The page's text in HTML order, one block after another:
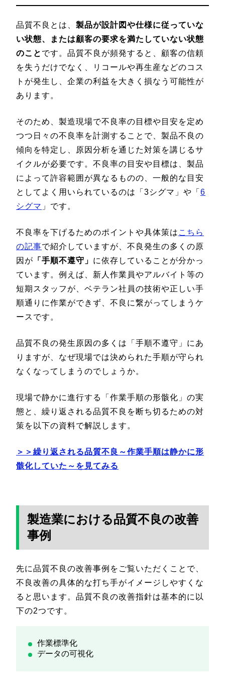
品質不良とは、 製品が設計図や仕様に従っていな
い状態、または顧客の要求を満たしていない状態
のこと です。品質不良が頻発すると、顧客の信頼
を失うだけでなく、リコールや再生産などのコス
トが発生し、企業の利益を大きく損なう可能性が
あります。
そのため、製造現場で不良率の目標や目安を定め
つつ日々の不良率を計測することで、製品不良の
傾向を特定し、原因分析を通じた対策を講じるサ
イクルが必要です。不良率の目安や目標は、製品
によって許容範囲が異なるものの、一般的な目安
としてよく用いられているのは「3シグマ」や「 6
シグマ 」です。
不良率を下げるためのポイントや具体策は こちら
の記事で紹介していますが、不良発生の多くの原
因が 「手順不遵守」 に依存していることが分かっ
ています。例えば、新人作業員やアルバイト等の
短期スタッフが、ベテラン社員の技術や正しい手
順通りに作業ができず、不良に繋がってしまうケ
ースです。
品質不良の発生原因の多くは「手順不遵守」にあ
りますが、なぜ現場では決められた手順が守られ
なくなってしまうのでしょうか。
現場で静かに進行する「作業手順の形骸化」の実
態と、繰り返される品質不良を断ち切るための対
策を以下の資料で解説します。
＞＞繰り返される品質不良～作業手順は静かに形
骸化していた～を見てみる
製造業における品質不良の改善
事例
先に品質不良の改善事例をご覧いただくことで、
不良改善の具体的な打ち手がイメージしやすくな
ると思います。品質不良の改善指針は基本的に以
下の2つです。
作業標準化
データの可視化